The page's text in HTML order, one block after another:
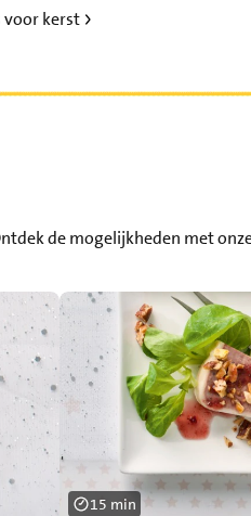
voor kerst
de mogelijkheden met
15 min